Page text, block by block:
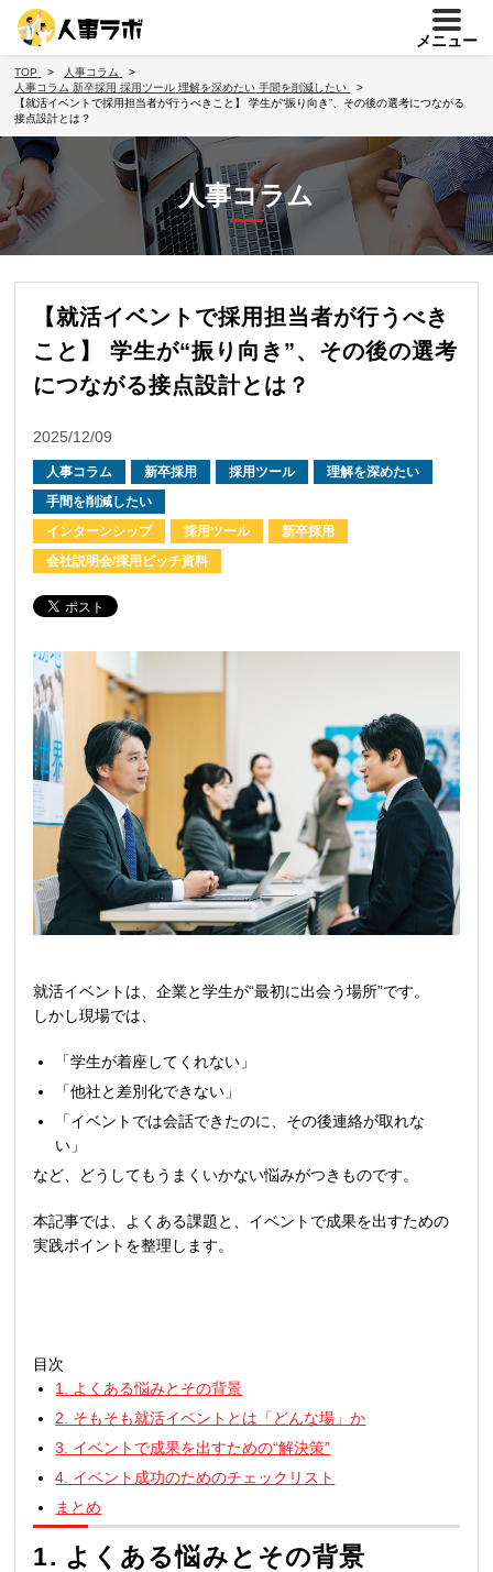
メニュー
TOP
人事コラム
人事コラム 新卒採用 採用ツール 理解を深めたい 手間を削減したい
【就活イベントで採用担当者が行うべきこと】 学生が“振り向き”、その後の選考につながる
接点設計とは？
人事コラム
【就活イベントで採用担当者が行うべき
こと】 学生が“振り向き”、その後の選考
につながる接点設計とは？
2025/12/09
人事コラム 新卒採用 採用ツール
理解を深めたい
手間を削減したい
インターンシップ
採用ツール
新卒採用
会社説明会/採用ピッチ資料
就活イベントは、企業と学生が“最初に出会う場所”です。
しかし現場では、
「学生が着座してくれない」
「他社と差別化できない」
「イベントでは会話できたのに、その後連絡が取れな
い」
など、どうしてもうまくいかない悩みがつきものです。
本記事では、よくある課題と、イベントで成果を出すための
実践ポイントを整理します。
目次
1. よくある悩みとその背景
2. そもそも就活イベントとは「どんな場」か
3. イベントで成果を出すための“解決策”
4. イベント成功のためのチェックリスト
まとめ
1. よくある悩みとその背景